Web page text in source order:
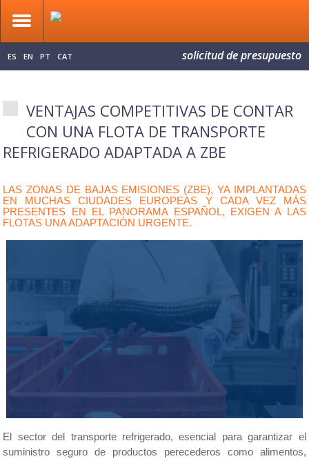
solicitud de presupuesto
ES EN PT CAT
VENTAJAS COMPETITIVAS DE CONTAR
CON UNA FLOTA DE TRANSPORTE
REFRIGERADO ADAPTADA A ZBE
LAS ZONAS DE BAJAS EMISIONES (ZBE), YA IMPLANTADAS
EN MUCHAS CIUDADES EUROPEAS Y CADA VEZ MÁS
PRESENTES EN EL PANORAMA ESPAÑOL, EXIGEN A LAS
FLOTAS UNA ADAPTACIÓN URGENTE.
El sector del transporte refrigerado, esencial para garantizar el
suministro seguro de productos perecederos como alimentos,